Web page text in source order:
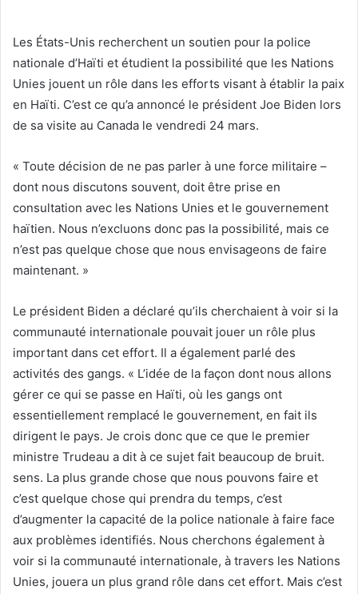
Les États-Unis recherchent un soutien pour la police
nationale d’Haïti et étudient la possibilité que les Nations
Unies jouent un rôle dans les efforts visant à établir la paix
en Haïti. C’est ce qu’a annoncé le président Joe Biden lors
de sa visite au Canada le vendredi 24 mars.
« Toute décision de ne pas parler à une force militaire –
dont nous discutons souvent, doit être prise en
consultation avec les Nations Unies et le gouvernement
haïtien. Nous n’excluons donc pas la possibilité, mais ce
n’est pas quelque chose que nous envisageons de faire
maintenant. »
Le président Biden a déclaré qu’ils cherchaient à voir si la
communauté internationale pouvait jouer un rôle plus
important dans cet effort. Il a également parlé des
activités des gangs. « L’idée de la façon dont nous allons
gérer ce qui se passe en Haïti, où les gangs ont
essentiellement remplacé le gouvernement, en fait ils
dirigent le pays. Je crois donc que ce que le premier
ministre Trudeau a dit à ce sujet fait beaucoup de bruit.
sens. La plus grande chose que nous pouvons faire et
c’est quelque chose qui prendra du temps, c’est
d’augmenter la capacité de la police nationale à faire face
aux problèmes identifiés. Nous cherchons également à
voir si la communauté internationale, à travers les Nations
Unies, jouera un plus grand rôle dans cet effort. Mais c’est